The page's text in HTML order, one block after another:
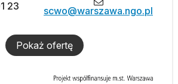
23 scwo@warszawa.ngo.pl
Pokaż ofertę